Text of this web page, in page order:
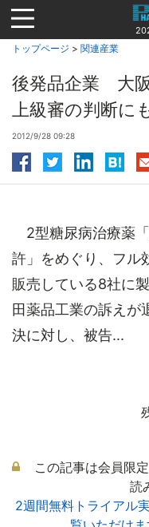
Jump
to
navigation
トップページ > 関連産業
後発品企業 大阪
上級審の判断に
2012/9/28 09:28
2型糖尿病治療薬
許」をめぐり、フル
販売している8社に
田薬品工業の訴えが
決に対し、被告...
この記事は会員限
読
2週間無料トライアル